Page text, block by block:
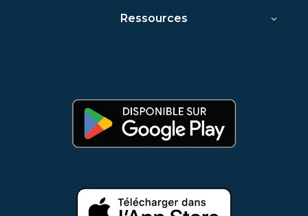
Ressources